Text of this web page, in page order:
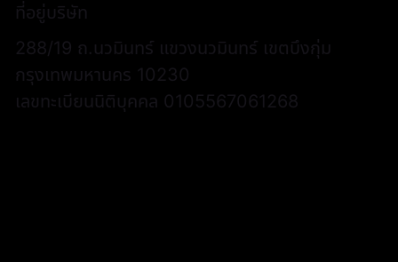
ที่อยู่บริษัท
288/19 ถ.นวมินทร์ แขวงนวมินทร์ เขตบึงกุ่ม
กรุงเทพมหานคร 10230
เลขทะเบียนนิติบุคคล 0105567061268